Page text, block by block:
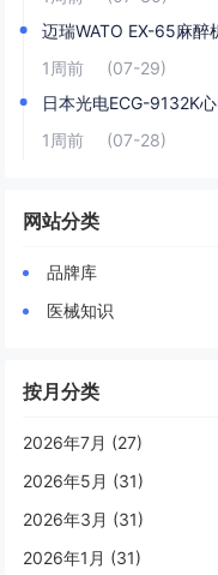
迈瑞WATO EX-65麻醉
1周前
(07-29)
日本光电ECG-9132K
1周前
(07-28)
网站分类
品牌库
医械知识
按月分类
2026年7月 (27)
2026年5月 (31)
2026年3月 (31)
2026年1月 (31)